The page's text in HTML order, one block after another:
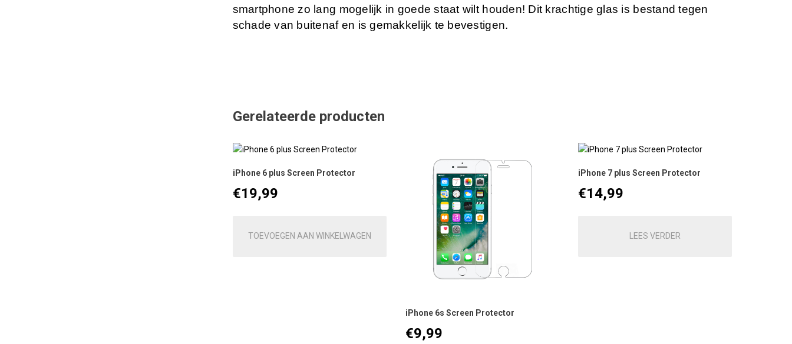
smartphone zo lang mogelijk in goede staat wilt houden! Dit krachtige glas is bestand tegen
schade van buitenaf en is gemakkelijk te bevestigen.
Gerelateerde producten
iPhone 6 plus Screen Protector
€19,99
TOEVOEGEN AAN WINKELWAGEN
iPhone 6s Screen Protector
€9,99
iPhone 7 plus Screen Protector
€14,99
LEES VERDER